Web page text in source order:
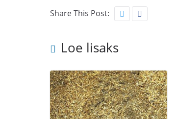
Share This Post:
Loe lisaks